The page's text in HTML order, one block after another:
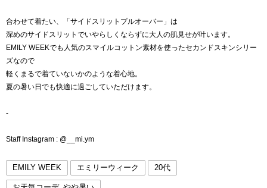
合わせて着たい、「サイドスリットプルオーバー」は
深めのサイドスリットでいやらしくならずに大人の肌見せが叶います。
EMILY WEEKでも人気のスマイルコットン素材を使ったセカンドスキンシリー
ズなので
軽くまるで着ていないかのような着心地。
夏の暑い日でも快適に過ごしていただけます。
-
Staff Instagram : @__mi.ym
EMILY WEEK エミリーウィーク 20代